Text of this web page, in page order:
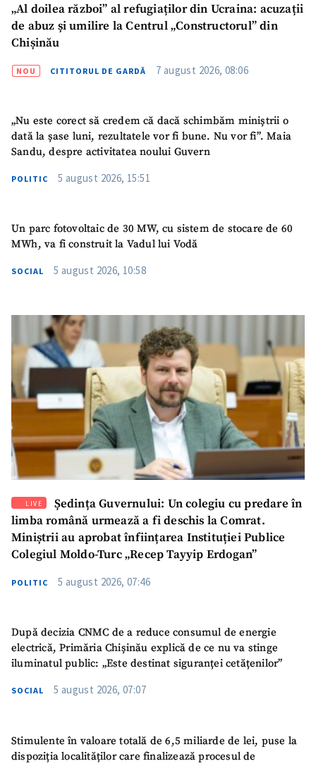
„Al doilea război” al refugiaților din Ucraina: acuzații
de abuz și umilire la Centrul „Constructorul” din
Chișinău
NOU CITITORUL DE GARDĂ 7 august 2026, 08:06
„Nu este corect să credem că dacă schimbăm miniștrii o
dată la șase luni, rezultatele vor fi bune. Nu vor fi”. Maia
Sandu, despre activitatea noului Guvern
POLITIC 5 august 2026, 15:51
Un parc fotovoltaic de 30 MW, cu sistem de stocare de 60
MWh, va fi construit la Vadul lui Vodă
SOCIAL 5 august 2026, 10:58
LIVE
Ședința Guvernului: Un colegiu cu predare în
limba română urmează a fi deschis la Comrat.
Miniștrii au aprobat înființarea Instituției Publice
Colegiul Moldo-Turc „Recep Tayyip Erdogan”
POLITIC 5 august 2026, 07:46
După decizia CNMC de a reduce consumul de energie
electrică, Primăria Chișinău explică de ce nu va stinge
iluminatul public: „Este destinat siguranței cetățenilor”
SOCIAL 5 august 2026, 07:07
Stimulente în valoare totală de 6,5 miliarde de lei, puse la
dispoziția localităților care finalizează procesul de
Mesajul știrei
+ Mesajul știrei
Nume+ Numele meu
Email
Am citit și sunt de
acord cu politica de